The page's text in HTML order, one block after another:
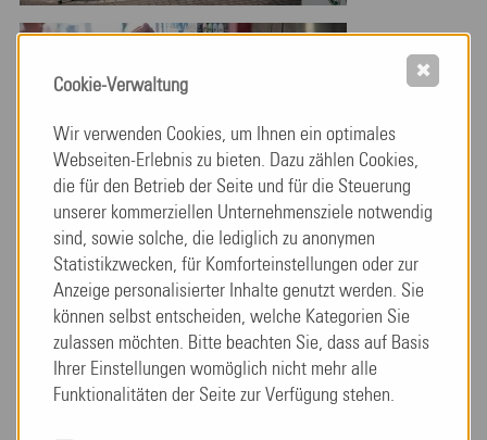
Cookie-Verwaltung
Wir verwenden Cookies, um Ihnen ein optimales
Webseiten-Erlebnis zu bieten. Dazu zählen Cookies,
die für den Betrieb der Seite und für die Steuerung
unserer kommerziellen Unternehmensziele notwendig
sind, sowie solche, die lediglich zu anonymen
Statistikzwecken, für Komforteinstellungen oder zur
Anzeige personalisierter Inhalte genutzt werden. Sie
können selbst entscheiden, welche Kategorien Sie
zulassen möchten. Bitte beachten Sie, dass auf Basis
Ihrer Einstellungen womöglich nicht mehr alle
Funktionalitäten der Seite zur Verfügung stehen.
✖